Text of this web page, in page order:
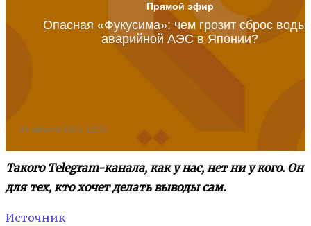
Прямой эфир
Опасная «Фукусима»: чем грозит сброс воды
аварийной АЭС в Японии?
24 августа 2023, 12:15
Такого Telegram-канала, как у нас, нет ни у кого. Он
для тех, кто хочет делать выводы сам.
Источник